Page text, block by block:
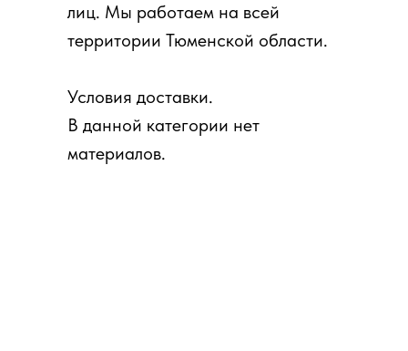
лиц. Мы работаем на всей
территории Тюменской области.
Условия доставки.
В данной категории нет
материалов.